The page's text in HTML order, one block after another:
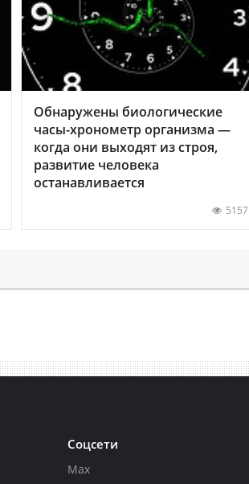
Обнаружены биологические
часы-хронометр организма —
когда они выходят из строя,
развитие человека
останавливается
5157
Соцсети
Max